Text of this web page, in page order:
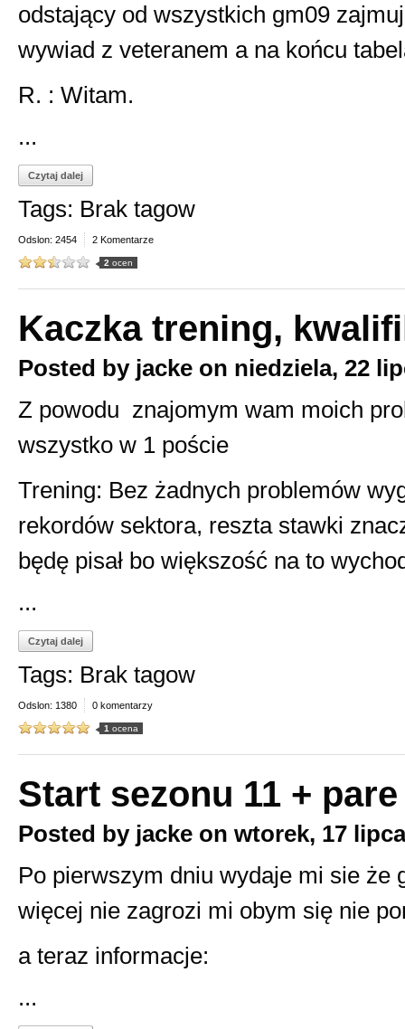
odstający od wszystkich gm09
wywiad z veteranem a na końcu
R. : Witam.
...
Czytaj dalej
Tags: Brak tagow
Odslon: 2454 2 Komentarze
2 ocen
Kaczka trening,
Posted by jacke on niedziela, 22
Z powodu znajomym wam moich
wszystko w 1 poście
Trening: Bez żadnych problemów
rekordów sektora, reszta stawki
będę pisał bo większość na to
...
Czytaj dalej
Tags: Brak tagow
Odslon: 1380 0 komentarzy
1 ocena
Start sezonu 11 +
Posted by jacke on wtorek, 17
Po pierwszym dniu wydaje mi sie że
więcej nie zagrozi mi obym się nie
a teraz informacje:
...